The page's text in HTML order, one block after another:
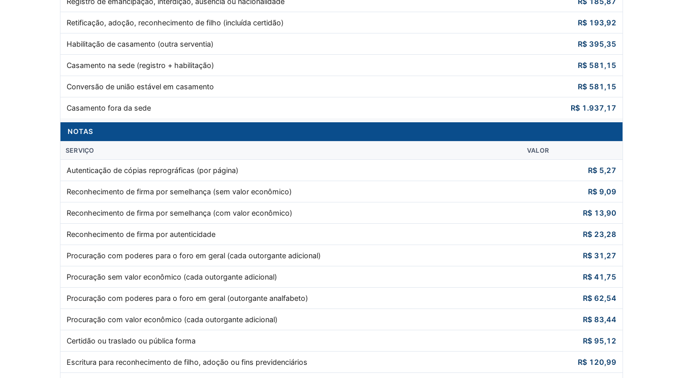
Retificação, adoção, reconhecimento de filho (incluída certidão) R$ 193,92
Habilitação de casamento (outra serventia) R$ 395,35
Casamento na sede (registro + habilitação) R$ 581,15
Conversão de união estável em casamento R$ 581,15
Casamento fora da sede R$ 1.937,17
NOTAS
SERVIÇO VALOR
Autenticação de cópias reprográficas (por página) R$ 5,27
Reconhecimento de firma por semelhança (sem valor econômico) R$ 9,09
Reconhecimento de firma por semelhança (com valor econômico) R$ 13,90
Reconhecimento de firma por autenticidade R$ 23,28
Procuração com poderes para o foro em geral (cada outorgante adicional) R$ 31,27
Procuração sem valor econômico (cada outorgante adicional) R$ 41,75
Procuração com poderes para o foro em geral (outorgante analfabeto) R$ 62,54
Procuração com valor econômico (cada outorgante adicional) R$ 83,44
Certidão ou traslado ou pública forma R$ 95,12
Escritura para reconhecimento de filho, adoção ou fins previdenciários R$ 120,99